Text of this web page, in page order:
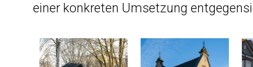
einer konkreten Umsetzung